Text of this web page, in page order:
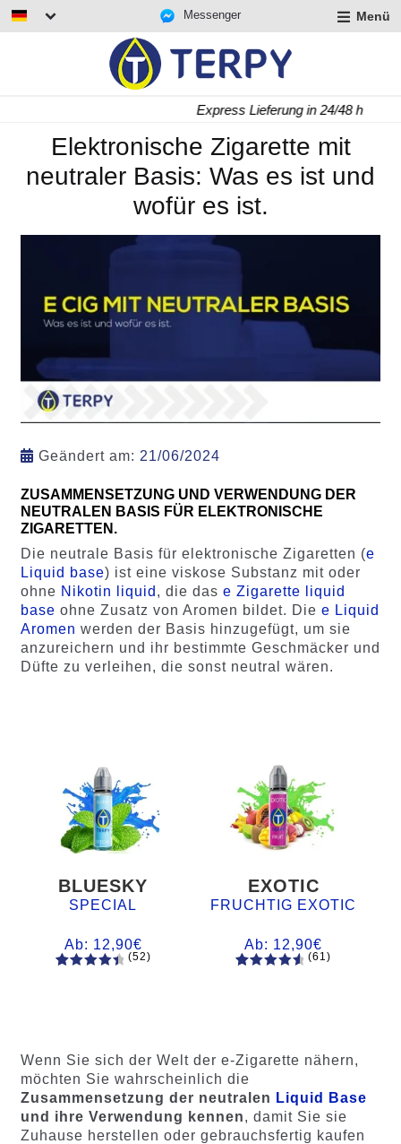
Messenger Menü
Express Lieferung in 24/48 h
Elektronische Zigarette mit
neutraler Basis: Was es ist und
wofür es ist.
Geändert am: 21/06/2024
ZUSAMMENSETZUNG UND VERWENDUNG DER
NEUTRALEN BASIS FÜR ELEKTRONISCHE
ZIGARETTEN.
Die neutrale Basis für elektronische Zigaretten (e
Liquid base) ist eine viskose Substanz mit oder
ohne Nikotin liquid , die das e Zigarette liquid
base ohne Zusatz von Aromen bildet. Die e Liquid
Aromen werden der Basis hinzugefügt, um sie
anzureichern und ihr bestimmte Geschmäcker und
Düfte zu verleihen, die sonst neutral wären.
BLUESKY
SPECIAL
Ab: 12,90€
d auf
Kundenb
ewertung
en
(52)
EXOTIC
FRUCHTIG EXOTIC
Ab: 12,90€
auf
Kundenb
ewertung
en
(61)
Wenn Sie sich der Welt der e-Zigarette nähern,
möchten Sie wahrscheinlich die
Zusammensetzung der neutralen Liquid Base
und ihre Verwendung kennen, damit Sie sie
Zuhause herstellen oder gebrauchsfertig kaufen